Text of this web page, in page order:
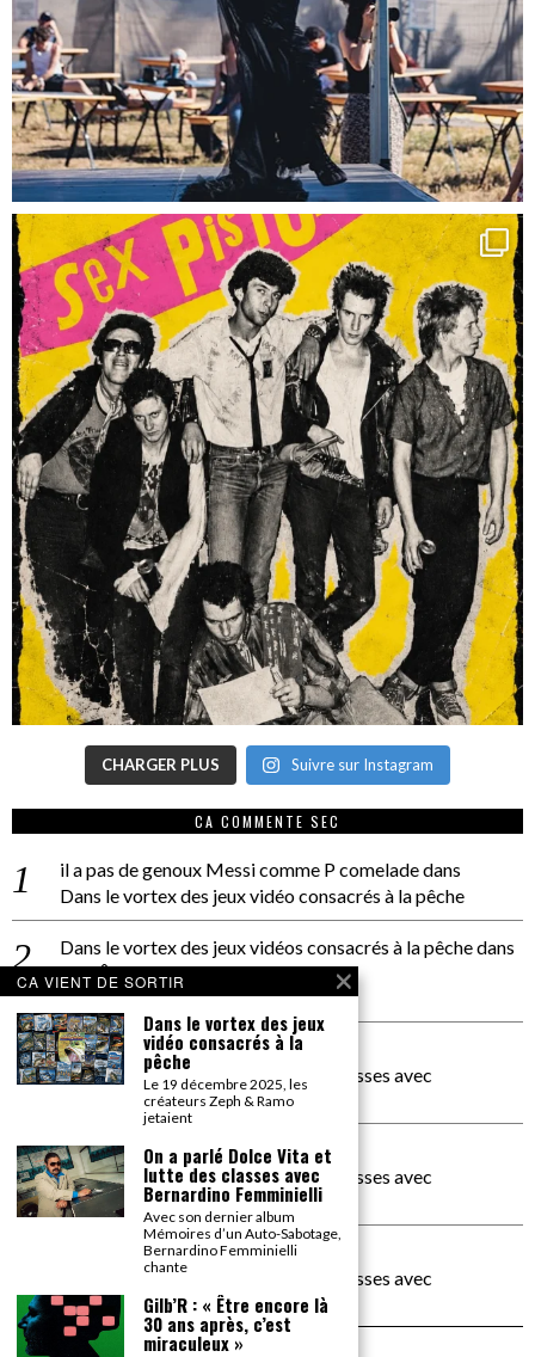
CHARGER PLUS Suivre sur Instagram
CA COMMENTE SEC
il a pas de genoux Messi comme P comeladedans
Dans le vortex des jeux vidéo consacrés à la pêche
Dans le vortex des jeux vidéos consacrés à la pêchedans
PACÔME THIELLEMENT
La séance d’Hip Gnose
La Patrie
dans
On a parlé Dolce Vita et lutte des classes avec
Bernardino Femminielli
carte noire negra à l'o tiededans
On a parlé Dolce Vita et lutte des classes avec
Bernardino Femminielli
moise et son mascarédans
On a parlé Dolce Vita et lutte des classes avec
Bernardino Femminielli
CA VIENT DE SORTIR
Dans le vortex des jeux
vidéo consacrés à la
pêche
Le 19 décembre 2025, les
créateurs Zeph & Ramo
jetaient
On a parlé Dolce Vita et
lutte des classes avec
Bernardino Femminielli
Avec son dernier album
Mémoires d’un Auto-Sabotage,
Bernardino Femminielli
chante
Gilb’R : « Être encore là
30 ans après, c’est
miraculeux »